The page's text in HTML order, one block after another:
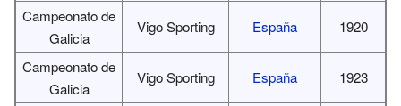
Campeonato de
Galicia
Vigo Sporting España 1920
Campeonato de
Galicia
Vigo Sporting España 1923